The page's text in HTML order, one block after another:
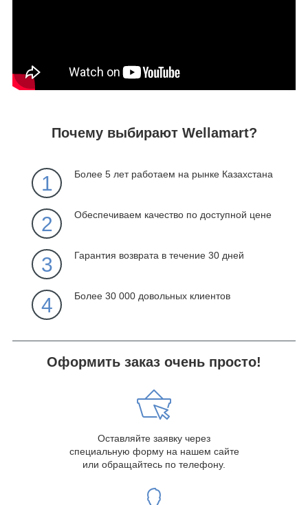
Почему выбирают Wellamart?
1 Более 5 лет работаем на рынке Казахстана
2 Обеспечиваем качество по доступной цене
3 Гарантия возврата в течение 30 дней
4 Более 30 000 довольных клиентов
Оформить заказ очень просто!
Оставляйте заявку через
специальную форму на нашем сайте
или обращайтесь по телефону.